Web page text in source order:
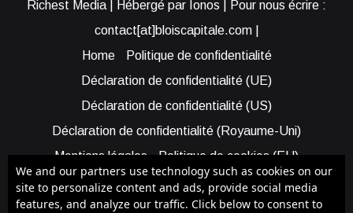
Richest Media | Hébergé par Ionos | Pour nous écrire :
contact[at]bloiscapitale.com |
Home
Politique de confidentialité
Déclaration de confidentialité (UE)
Déclaration de confidentialité (US)
Déclaration de confidentialité (Royaume-Uni)
Mentions légales
Politique de cookies (EU)
Cookie Policy (AUS)
Cookie Policy (US)
Qui sommes-nous ?
Participer à Blois Capitale
We and our partners use technology such as cookies on our
site to personalize content and ads, provide social media
features, and analyze our traffic. Click below to consent to